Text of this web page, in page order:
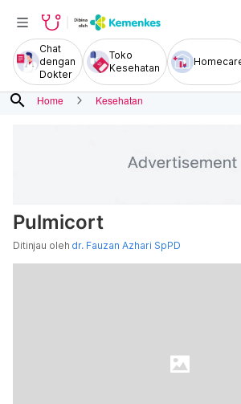
Chat
dengan
Dokter
Toko
Kesehatan
search Home Kesehatan
Pulmicort
Ditinjau oleh dr. Fauzan Azhari SpPD